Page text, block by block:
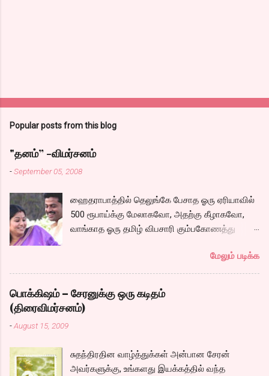
Popular posts from this blog
"தனம்” -விமர்சனம்
-September 05, 2008
ஹைதராபாத்தில் தெலுங்கே பேசாத ஓரு ஏரியாவில்
500 ரூபாய்க்கு மேலாகவோ, அதற்கு கீழாகவோ,
வாங்காத ஓரு தமிழ் விபசாரி கும்பகோணத்து
வாழ்கைபடுகிறாள். அவளுடய வாழ்கை எப்படி
அமைந்தது? என்ற ஓரு நல்ல லைனை , சங்கீதா
தன்னுடய இடுப்பை சுழற்றி, சுழற்றி நடப்பதை போல்
சும்மா, சுத்தி, சுத்தி குழப்பி, நம்பமுடியாத
திரைக்கதையால் சொதப்பி,சங்கீதாவை ஏதோ
க்ளைமாக்ஸில் செய்வதும் கொஞ்சம் அல்ல
ரொம்பவே ஓவர். ஓரு ஆச்சாரமான இளைஞன்
மேலும் படிக்க
பொக்கிஷம் – சேரனுக்கு ஒரு கடிதம்
(திரைவிமர்சனம்)
-August 15, 2009
சுதந்திரதின வாழ்த்துக்கள் அன்பான சேரன்
அவர்களுக்கு, உங்களது இயக்கத்தில் வந்த